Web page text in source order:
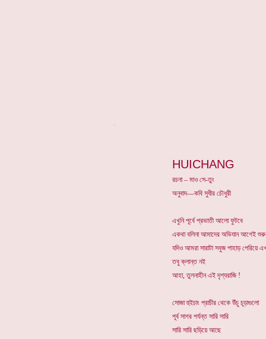
HUICHANG
রচনা – মাও সে-তুং
অনুবাদ—কবি সুধীর চৌধুরী
এখুনি পূর্বে প্রভাতী আলো ফুটবে
একথা বলিনা আমাদের অভিযান আগেই
যদিও আমরা সারাটা সবুজ পাহাড় পেরিয়ে
তবু ক্লান্ত নই
আহা, তুলনাহীন এই দৃশ্যরাজি !
সোজা হুইচাং প্রাচীর থেকে উঁচু চূড়াগুলো
পূর্ব সাগর পর্যন্ত সারি সারি
সারি সারি ছড়িয়ে আছে